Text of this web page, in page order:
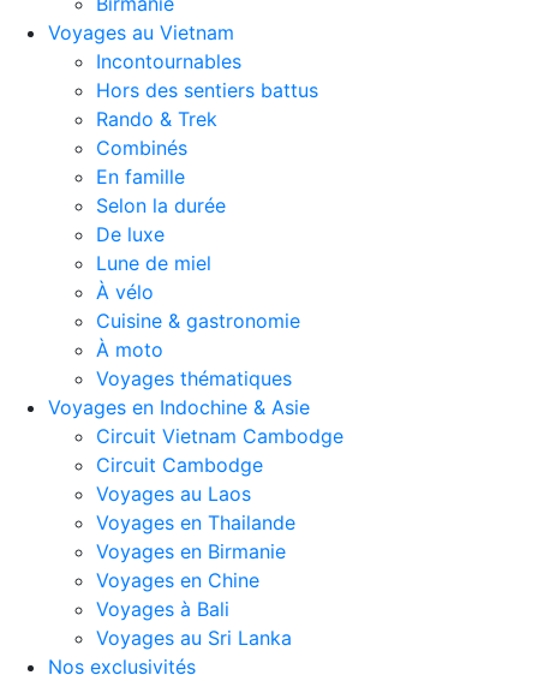
Voyages au Vietnam
Incontournables
Hors des sentiers battus
Rando & Trek
Combinés
En famille
Selon la durée
De luxe
Lune de miel
À vélo
Cuisine & gastronomie
À moto
Voyages thématiques
Voyages en Indochine & Asie
Circuit Vietnam Cambodge
Circuit Cambodge
Voyages au Laos
Voyages en Thailande
Voyages en Birmanie
Voyages en Chine
Voyages à Bali
Voyages au Sri Lanka
Nos exclusivités